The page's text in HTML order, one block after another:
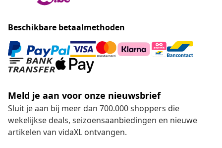
Beschikbare betaalmethoden
Meld je aan voor onze nieuwsbrief
Sluit je aan bij meer dan 700.000 shoppers die
wekelijkse deals, seizoensaanbiedingen en nieuwe
artikelen van vidaXL ontvangen.